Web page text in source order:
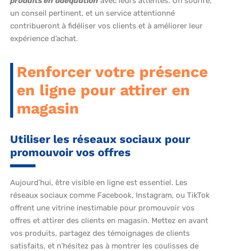
un conseil pertinent, et un service attentionné
contribueront à fidéliser vos clients et à améliorer leur
expérience d’achat.
Renforcer votre présence
en ligne pour attirer en
magasin
Utiliser les réseaux sociaux pour
promouvoir vos offres
Aujourd’hui, être visible en ligne est essentiel. Les
réseaux sociaux comme Facebook, Instagram, ou TikTok
offrent une vitrine inestimable pour promouvoir vos
offres et attirer des clients en magasin. Mettez en avant
vos produits, partagez des témoignages de clients
satisfaits, et n’hésitez pas à montrer les coulisses de